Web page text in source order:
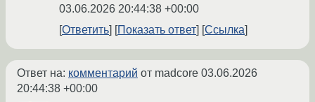
03.06.2026 20:44:38 +00:00
Ответить
Показать ответ Ссылка
Ответ на: комментарий от madcore 03.06.2026
20:44:38 +00:00